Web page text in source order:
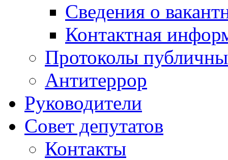
Сведения о
Контактная
Протоколы
Антитеррор
Руководители
Совет депутатов
Контакты